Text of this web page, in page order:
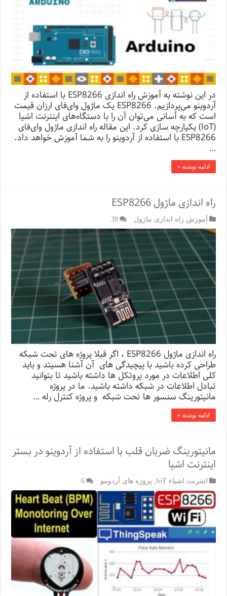
در این نوشته به آموزش راه اندازی ESP8266 با استفاده از
آردوینو می‌پردازیم. ESP8266 یک ماژول وای‌فای ارزان قیمت
است که به آسانی می‌توان آن را با دستگاه‌های اینترنت اشیا
(IoT) یکپارچه سازی کرد. این مقاله راه اندازی ماژول وای‌فای
ESP8266 با استفاده از آردوینو را به شما آموزش خواهد داد.
…
ادامه نوشته »
راه اندازی ماژول ESP8266
آموزش راه اندازی ماژول 39
راه اندازی ماژول ESP8266 ، اگر قبلا پروژه های تحت شبکه
طراحی کرده باشید با پیچیدگی های آن آشنا هسیتد و باید
کلی اطلاعات در مورد پروتکل ها داشته باشید تا بتوانید
تبادل اطلاعات در شبکه داشته باشید. ما در پروژه
مانیتورینگ سنسور ها تحت شبکه و پروژه کنترل رله …
ادامه نوشته »
مانیتورینگ ضربان قلب با استفاده از آردوینو در بستر
اینترنت اشیا
اینترنت اشیاء IoT پروژه های آردوینو 6